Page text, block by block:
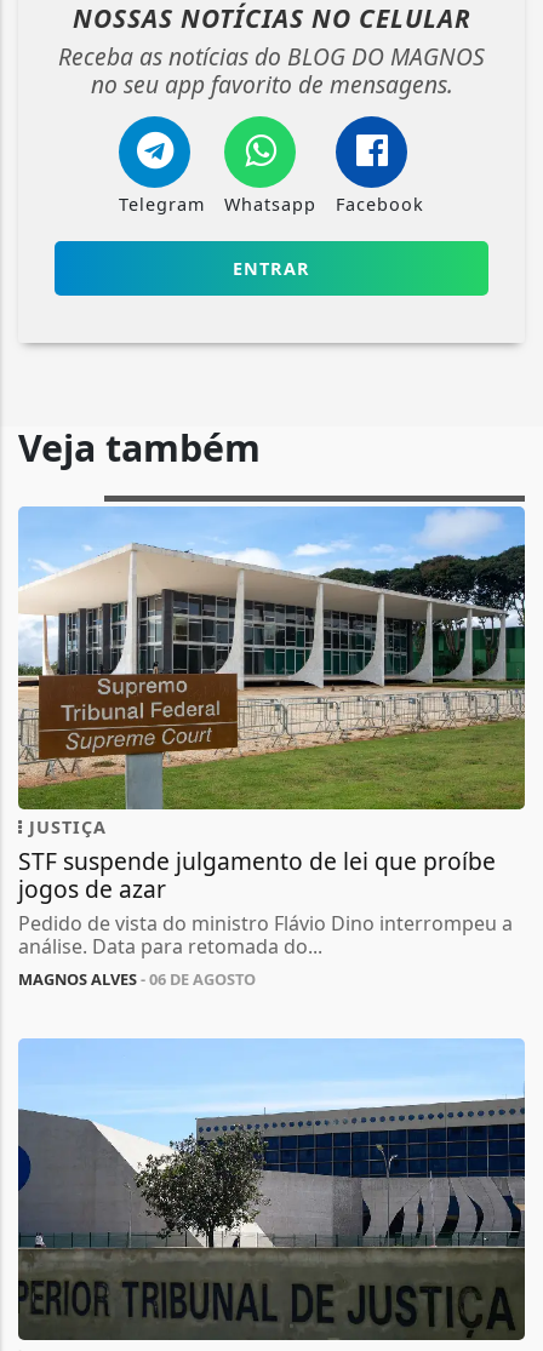
NOSSAS NOTÍCIAS NO CELULAR
Receba as notícias do BLOG DO MAGNOS
no seu app favorito de mensagens.
Telegram Whatsapp Facebook
ENTRAR
Veja também
JUSTIÇA
STF suspende julgamento de lei que proíbe
jogos de azar
Pedido de vista do ministro Flávio Dino interrompeu a
análise. Data para retomada do...
MAGNOS ALVES- 06 DE AGOSTO